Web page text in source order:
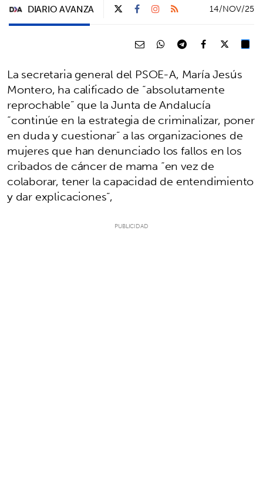
DIARIO AVANZA 14/NOV/25
La secretaria general del PSOE-A, María Jesús
Montero, ha calificado de “absolutamente
reprochable” que la Junta de Andalucía
“continúe en la estrategia de criminalizar, poner
en duda y cuestionar” a las organizaciones de
mujeres que han denunciado los fallos en los
cribados de cáncer de mama “en vez de
colaborar, tener la capacidad de entendimiento
y dar explicaciones”,